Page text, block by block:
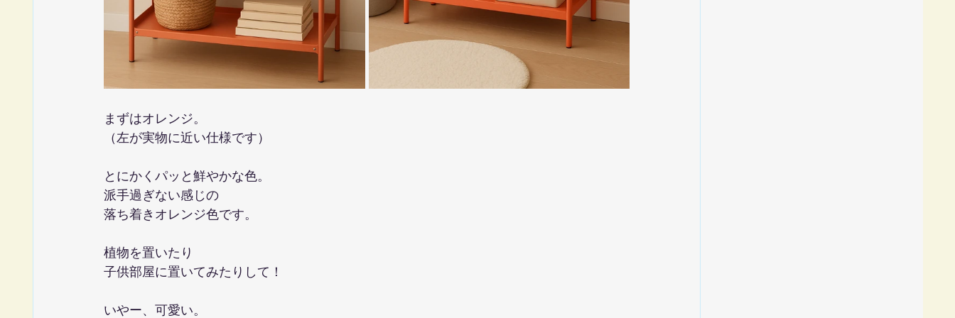
まずはオレンジ。
（左が実物に近い仕様です）
とにかくパッと鮮やかな色。
派手過ぎない感じの
落ち着きオレンジ色です。
植物を置いたり
子供部屋に置いてみたりして！
いやー、可愛い。